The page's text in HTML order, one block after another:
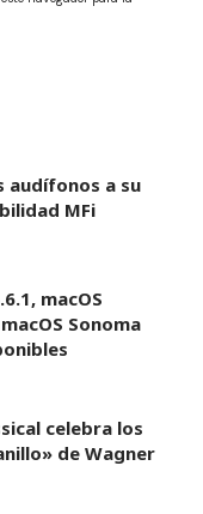
audífonos a su
MFi
macOS
Sonoma
celebra los
de Wagner